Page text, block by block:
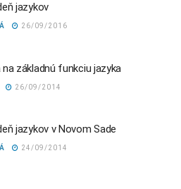
jazykov
26/09/2016
na základnú funkciu jazyka
26/09/2014
jazykov v Novom Sade
24/09/2014